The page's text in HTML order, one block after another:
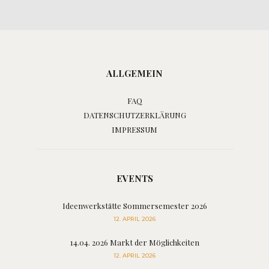
ALLGEMEIN
FAQ
DATENSCHUTZERKLÄRUNG
IMPRESSUM
EVENTS
Ideenwerkstätte Sommersemester 2026
12. APRIL 2026
14.04. 2026 Markt der Möglichkeiten
12. APRIL 2026